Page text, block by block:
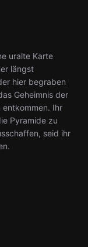
uralte Karte
längst
hier begraben
Geheimnis der
Ihr
Pyramide zu
seid ihr